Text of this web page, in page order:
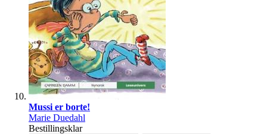
Mussi er borte!
Marie Duedahl
Bestillingsklar